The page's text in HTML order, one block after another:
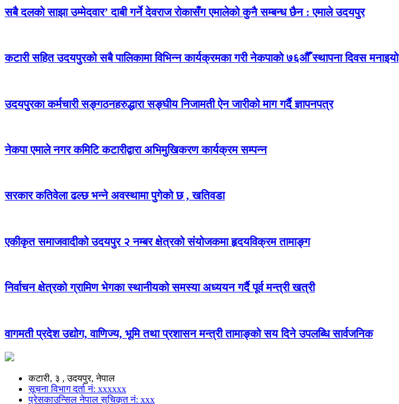
सबै दलको साझा उम्मेदवार’ दाबी गर्ने देवराज रोकासँग एमालेको कुनै सम्बन्ध छैन : एमाले उदयपुर
कटारी सहित उदयपुरको सबै पालिकामा विभिन्न कार्यक्रमका गरी नेकपाको ७६औँ स्थापना दिवस मनाइयो
उदयपुरका कर्मचारी सङ्गठनहरुद्धारा सङ्घीय निजामती ऐन जारीको माग गर्दै ज्ञापनपत्र
नेकपा एमाले नगर कमिटि कटारीद्वारा अभिमुखिकरण कार्यक्रम सम्पन्न
सरकार कतिवेला ढल्छ भन्ने अवस्थामा पुगेको छ , खतिवडा
एकीकृत समाजवादीको उदयपुर २ नम्बर क्षेत्रको संयोजकमा हृदयविक्रम तामाङ्ग
निर्वाचन क्षेत्रको ग्रामिण भेगका स्थानीयको समस्या अध्ययन गर्दै पूर्व मन्त्री खत्री
वागमती प्रदेश उद्योग, वाणिज्य, भूमि तथा प्रशासन मन्त्री तामाङ्को सय दिने उपलब्धि सार्वजनिक
कटारी, ३ , उदयपुर, नेपाल
सूचना विभाग दर्ता नं: xxxxxx
प्रेसकाउन्सिल नेपाल सुचिकृत नं: xxx